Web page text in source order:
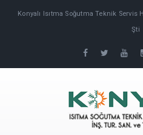
Konyalı Isıtma Soğutma Teknik
Şti